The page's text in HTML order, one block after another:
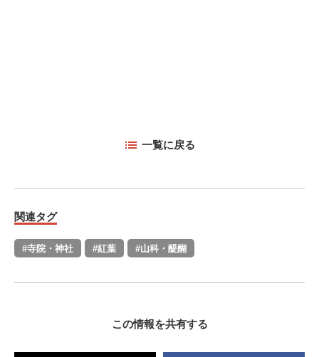
一覧に戻る
関連タグ
#寺院・神社 #紅葉 #山科・醍醐
この情報を共有する